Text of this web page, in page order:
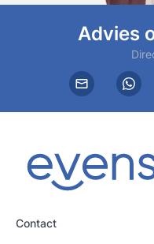
Advies
Contact